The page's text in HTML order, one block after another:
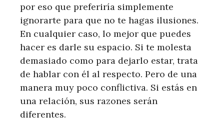
por eso que preferiría simplemente
ignorarte para que no te hagas ilusiones.
En cualquier caso, lo mejor que puedes
hacer es darle su espacio. Si te molesta
demasiado como para dejarlo estar, trata
de hablar con él al respecto. Pero de una
manera muy poco conflictiva. Si estás en
una relación, sus razones serán
diferentes.